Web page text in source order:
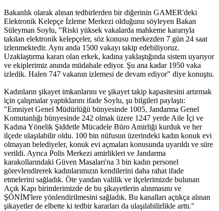
Bakanlık olarak alınan tedbirlerden bir diğerinin GAMER'deki
Elektronik Kelepçe İzleme Merkezi olduğunu söyleyen Bakan
Süleyman Soylu, "Riski yüksek vakalarda mahkeme kararıyla
takılan elektronik kelepçeler, söz konusu merkezden 7 gün 24 saat
izlenmektedir. Aynı anda 1500 vakayı takip edebiliyoruz.
Uzaklaştırma kararı olan erkek, kadına yaklaştığında sistem uyarıyor
ve ekiplerimiz anında müdahale ediyor. Şu ana kadar 1950 vaka
izledik. Halen 747 vakanın izlemesi de devam ediyor" diye konuştu.
Kadınların şikayet imkanlarını ve şikayet takip kapasitesini artırmak
için çalışmalar yaptıklarını ifade Soylu, şu bilgileri paylaştı:
"Emniyet Genel Müdürlüğü bünyesinde 1005, Jandarma Genel
Komutanlığı bünyesinde 242 olmak üzere 1247 yerde Aile İçi ve
Kadına Yönelik Şiddetle Mücadele Büro Amirliği kurduk ve her
ilçede ulaşılabilir oldu. 100 bin nüfusun üzerindeki kadın konuk evi
olmayan belediyeler, konuk evi açmaları konusunda uyarıldı ve süre
verildi. Ayrıca Polis Merkezi amirlikleri ve Jandarma
karakollarındaki Güven Masaları'na 3 bin kadın personel
görevlendirerek kadınlarımızın kendilerini daha rahat ifade
etmelerini sağladık. Öte yandan valilik ve ilçelerimizde bulunan
Açık Kapı birimlerimizde de bu şikayetlerin alınmasını ve
ŞÖNİM'lere yönlendirilmesini sağladık. Bu kanalları açtıkça alınan
şikayetler de elbette ki tedbir kararları da ulaşılabilirlikle arttı."